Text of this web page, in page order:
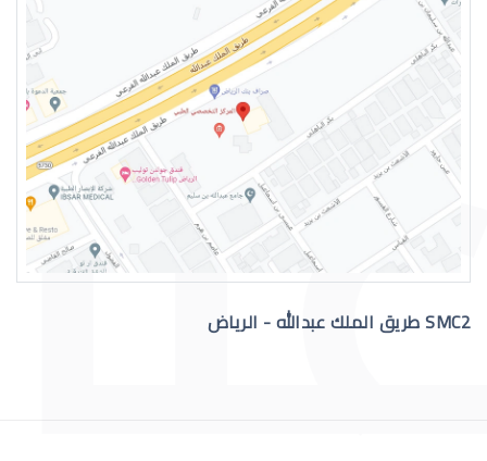
رقم دكتور عيون للاستشاره
SMC2 طريق الملك عبدالله - الرياض